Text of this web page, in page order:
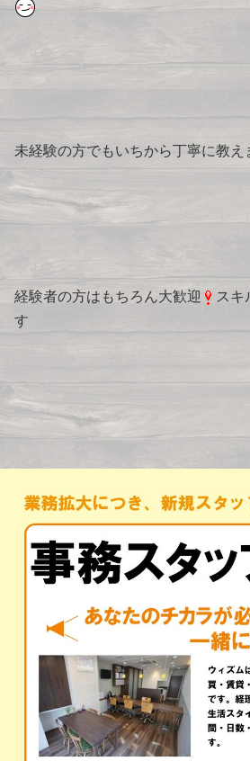
未経験の方でもいちから丁寧に教え
経験者の方はもちろん大歓迎
スキ
す